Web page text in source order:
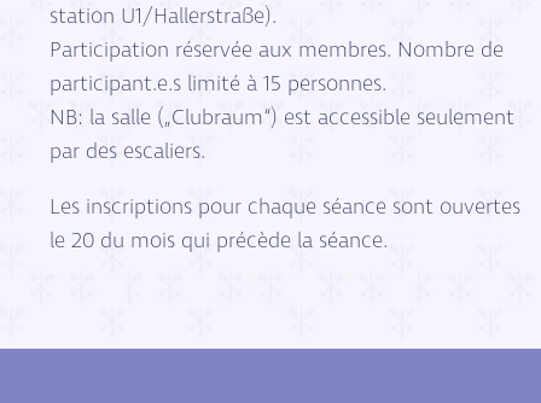
station U1/Hallerstraße).
Participation réservée aux membres. Nombre de
participant.e.s limité à 15 personnes.
NB: la salle („Clubraum“) est accessible seulement
par des escaliers.
Les inscriptions pour chaque séance sont ouvertes
le 20 du mois qui précède la séance.